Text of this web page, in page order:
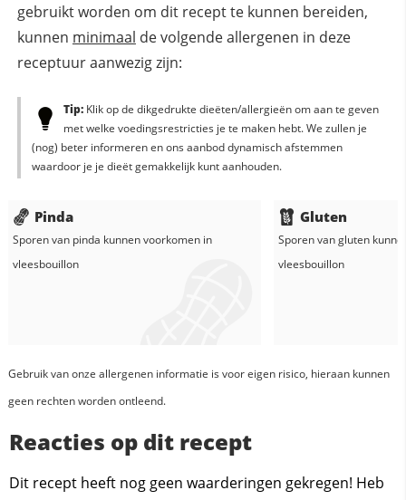
gebruikt worden om dit recept te kunnen bereiden,
kunnen minimaal de volgende allergenen in deze
receptuur aanwezig zijn:
Tip:Klik op de dikgedrukte dieëten/allergieën om aan te geven
met welke voedingsrestricties je te maken hebt. We zullen je
(nog) beter informeren en ons aanbod dynamisch afstemmen
waardoor je je dieët gemakkelijk kunt aanhouden.
Pinda
Sporen van pinda kunnen voorkomen in
vleesbouillon
Gluten
Sporen van gluten
vleesbouillon
Gebruik van onze allergenen informatie is voor eigen risico, hieraan kunnen
geen rechten worden ontleend.
Reacties op dit recept
Dit recept heeft nog geen waarderingen gekregen! Heb